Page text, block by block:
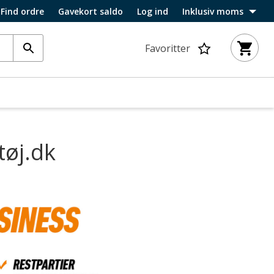
Find ordre Gavekort saldo Log ind Inklusiv moms
Favoritter